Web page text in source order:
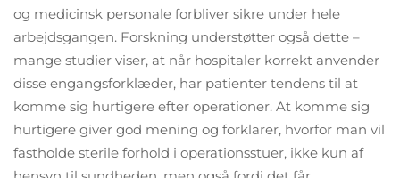
og medicinsk personale forbliver sikre under hele
arbejdsgangen. Forskning understøtter også dette –
mange studier viser, at når hospitaler korrekt anvender
disse engangsforklæder, har patienter tendens til at
komme sig hurtigere efter operationer. At komme sig
hurtigere giver god mening og forklarer, hvorfor man vil
fastholde sterile forhold i operationsstuer, ikke kun af